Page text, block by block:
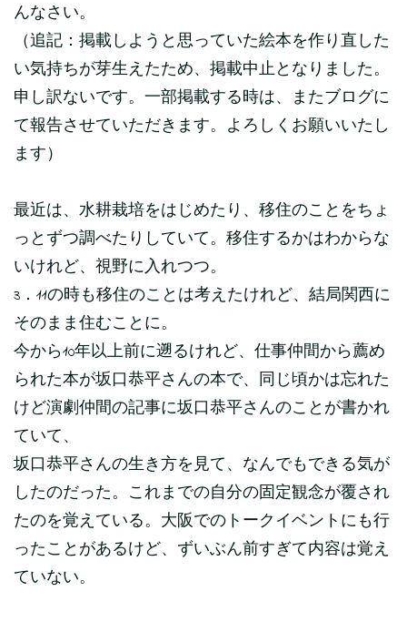
んなさい。
（追記：掲載しようと思っていた絵本を作り直した
い気持ちが芽生えたため、掲載中止となりました。
申し訳ないです。一部掲載する時は、またブログに
て報告させていただきます。よろしくお願いいたし
ます）
最近は、水耕栽培をはじめたり、移住のことをちょ
っとずつ調べたりしていて。移住するかはわからな
いけれど、視野に入れつつ。
3．11の時も移住のことは考えたけれど、結局関西に
そのまま住むことに。
今から10年以上前に遡るけれど、仕事仲間から薦め
られた本が坂口恭平さんの本で、同じ頃かは忘れた
けど演劇仲間の記事に坂口恭平さんのことが書かれ
ていて、
坂口恭平さんの生き方を見て、なんでもできる気が
したのだった。これまでの自分の固定観念が覆され
たのを覚えている。大阪でのトークイベントにも行
ったことがあるけど、ずいぶん前すぎて内容は覚え
ていない。